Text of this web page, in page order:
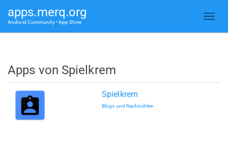
apps.merq.org
Android Community • App Store
Apps von Spielkrem
Spielkrem
Blogs und Nachrichten